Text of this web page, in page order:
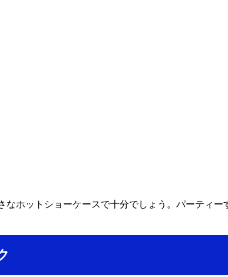
ホットショーケースで十分でしょう。パーティ